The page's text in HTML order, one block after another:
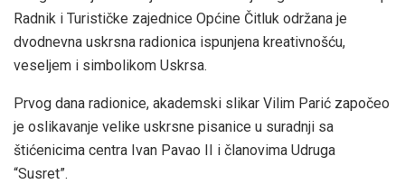
Radnik i Turističke zajednice Općine Čitluk održana je
dvodnevna uskrsna radionica ispunjena kreativnošću,
veseljem i simbolikom Uskrsa.
Prvog dana radionice, akademski slikar Vilim Parić započeo
je oslikavanje velike uskrsne pisanice u suradnji sa
štićenicima centra Ivan Pavao II i članovima Udruga
“Susret”.